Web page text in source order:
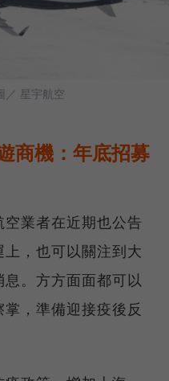
／ 星宇航空
商機：年底招募
業者在近期也公告
，也可以關注到大
。方方面面都可以
，準備迎接疫後反